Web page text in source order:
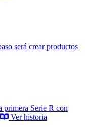
será crear productos
primera Serie R con
Ver historia